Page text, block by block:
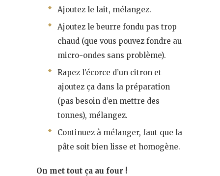
Ajoutez le lait, mélangez.
Ajoutez le beurre fondu pas trop
chaud (que vous pouvez fondre au
micro-ondes sans problème).
Rapez l’écorce d’un citron et
ajoutez ça dans la préparation
(pas besoin d’en mettre des
tonnes), mélangez.
Continuez à mélanger, faut que la
pâte soit bien lisse et homogène.
On met tout ça au four !